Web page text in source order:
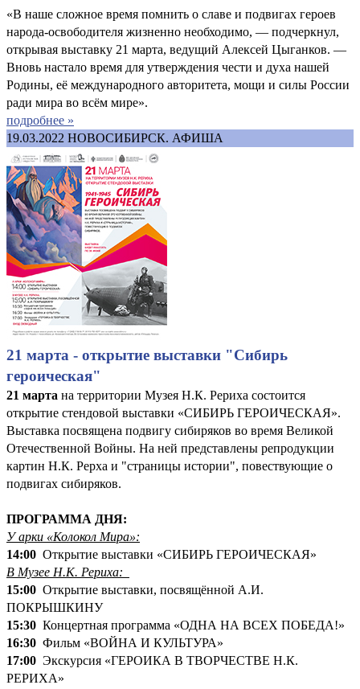
«В наше сложное время помнить о славе и подвигах героев
народа-освободителя жизненно необходимо, — подчеркнул,
открывая выставку 21 марта, ведущий Алексей Цыганков. —
Вновь настало время для утверждения чести и духа нашей
Родины, её международного авторитета, мощи и силы России
ради мира во всём мире».
подробнее »
19.03.2022 НОВОСИБИРСК. АФИША
21 марта - открытие выставки "Сибирь
героическая"
21 марта на территории Музея Н.К. Рериха состоится
открытие стендовой выставки «СИБИРЬ ГЕРОИЧЕСКАЯ».
Выставка посвящена подвигу сибиряков во время Великой
Отечественной Войны. На ней представлены репродукции
картин Н.К. Рерха и "страницы истории", повествующие о
подвигах сибиряков.
ПРОГРАММА ДНЯ:
У арки «Колокол Мира»:
14:00 Открытие выставки «СИБИРЬ ГЕРОИЧЕСКАЯ»
В Музее Н.К. Рериха:
15:00 Открытие выставки, посвящённой А.И.
ПОКРЫШКИНУ
15:30 Концертная программа «ОДНА НА ВСЕХ ПОБЕДА!»
16:30 Фильм «ВОЙНА И КУЛЬТУРА»
17:00 Экскурсия «ГЕРОИКА В ТВОРЧЕСТВЕ Н.К.
РЕРИХА»